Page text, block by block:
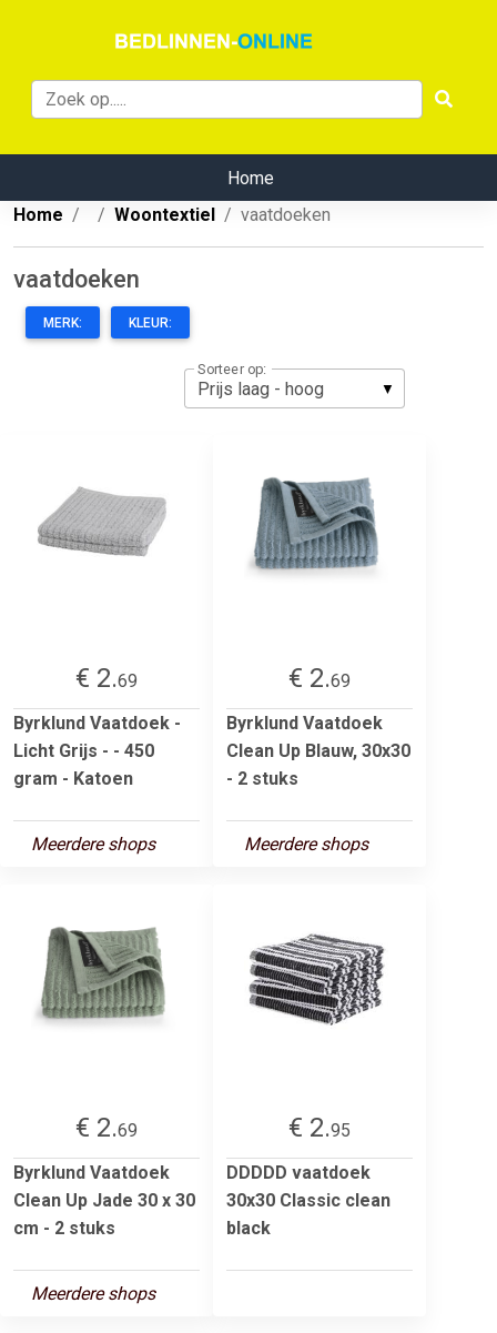
Home
Home
Woontextiel vaatdoeken
vaatdoeken
MERK: KLEUR:
Sorteer op:
€ 2.69
Byrklund Vaatdoek -
Licht Grijs - - 450
gram - Katoen
Meerdere shops
€ 2.69
Byrklund Vaatdoek
Clean Up Blauw, 30x30
- 2 stuks
Meerdere shops
€ 2.69
Byrklund Vaatdoek
Clean Up Jade 30 x 30
cm - 2 stuks
Meerdere shops
€ 2.95
DDDDD vaatdoek
30x30 Classic clean
black